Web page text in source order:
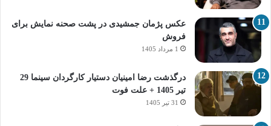
عکس پژمان جمشیدی در پشت صحنه نمایش برای
فروش
1 مرداد 1405
درگذشت رضا امینیان دستیار کارگردان سینما 29
تیر 1405 + علت فوت
31 تیر 1405